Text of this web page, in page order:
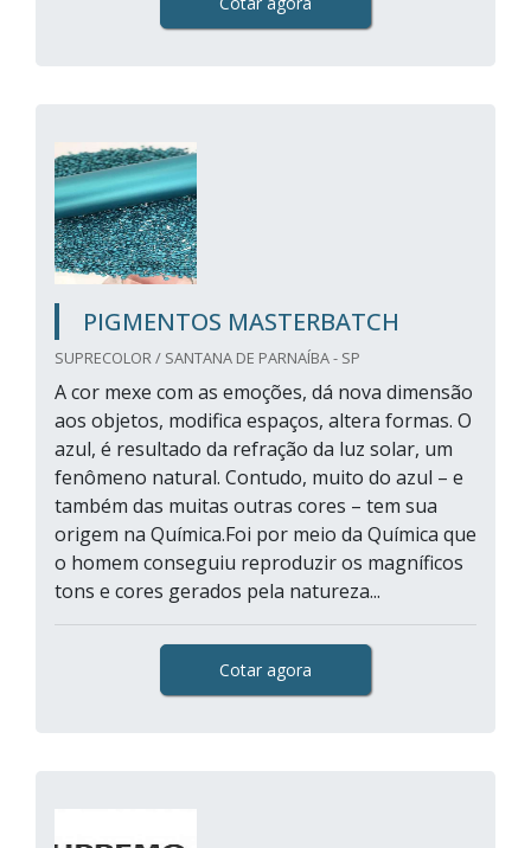
PIGMENTOS MASTERBATCH
SUPRECOLOR / SANTANA DE PARNAÍBA - SP
A cor mexe com as emoções, dá nova dimensão
aos objetos, modifica espaços, altera formas. O
azul, é resultado da refração da luz solar, um
fenômeno natural. Contudo, muito do azul – e
também das muitas outras cores – tem sua
origem na Química.Foi por meio da Química que
o homem conseguiu reproduzir os magníficos
tons e cores gerados pela natureza...
Cotar agora